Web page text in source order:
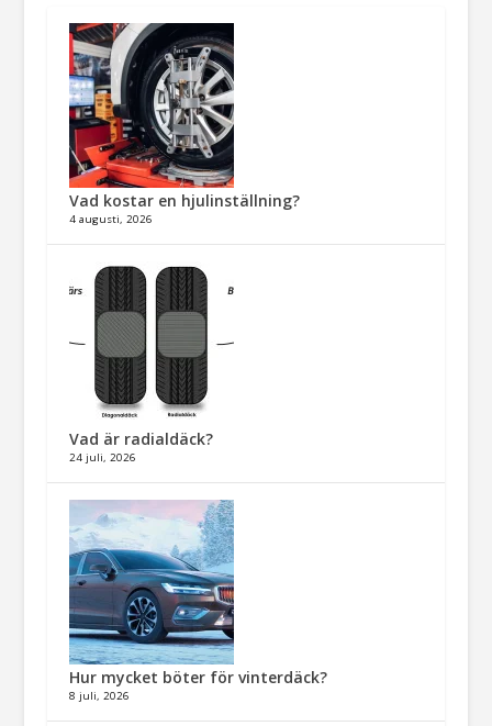
Vad kostar en hjulinställning?
4 augusti, 2026
Vad är radialdäck?
24 juli, 2026
Hur mycket böter för vinterdäck?
8 juli, 2026